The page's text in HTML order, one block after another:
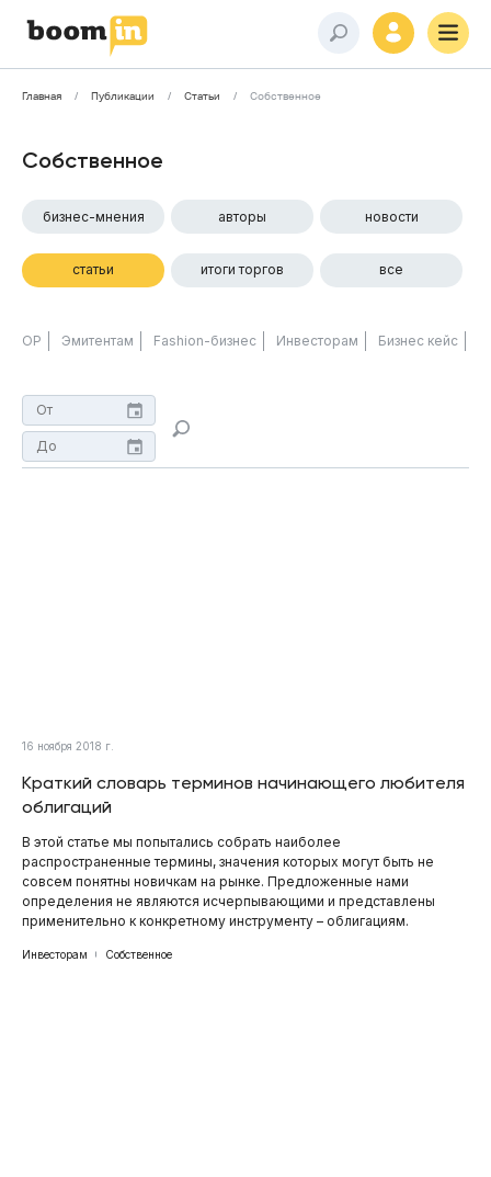
Главная Публикации Статьи Собственное
Собственное
бизнес-мнения авторы новости
статьи итоги торгов все
ОР Эмитентам Fashion-бизнес Инвесторам Бизнес кейс
16 ноября 2018 г.
Краткий словарь терминов начинающего любителя
облигаций
В этой статье мы попытались собрать наиболее
распространенные термины, значения которых могут быть не
совсем понятны новичкам на рынке. Предложенные нами
определения не являются исчерпывающими и представлены
применительно к конкретному инструменту – облигациям.
Инвесторам Собственное